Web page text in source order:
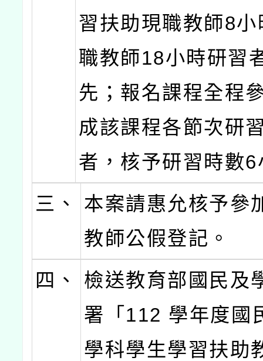
習扶助現職教師8
職教師18小時研習
先；報名課程全程
成該課程各節次研
者，核予研習時數
三、
本案請惠允核予參
教師公假登記。
四、
檢送教育部國民及
署「112 學年度國
學科學生學習扶助